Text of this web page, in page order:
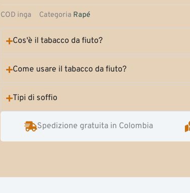
COD inga Categoria Rapé
Cos'è il tabacco da fiuto?
Come usare il tabacco da fiuto?
Tipi di soffio
Spedizione gratuita in Colombia